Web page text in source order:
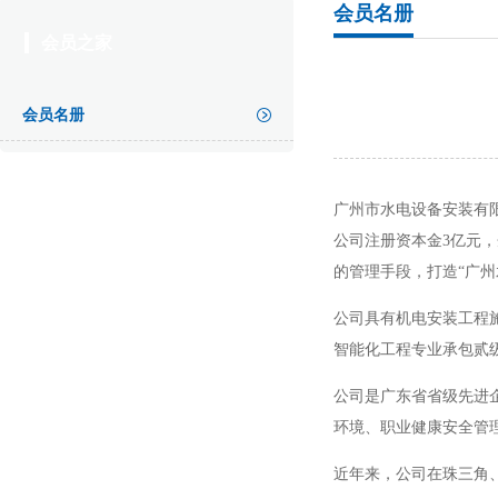
会员名册
会员名册
广州市水电设备安装有
公司注册资本金3亿元
的管理手段，打造“广
公司具有机电安装工程
智能化工程专业承包贰
公司是广东省省级先进
环境、职业健康安全管
近年来，公司在珠三角